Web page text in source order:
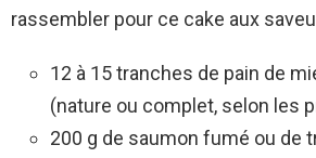
rassembler pour ce cake aux
12 à 15 tranches de pain de
(nature ou complet, selon les
200 g de saumon fumé ou de